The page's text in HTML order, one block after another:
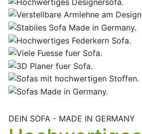
DEIN SOFA - MADE IN GERMANY